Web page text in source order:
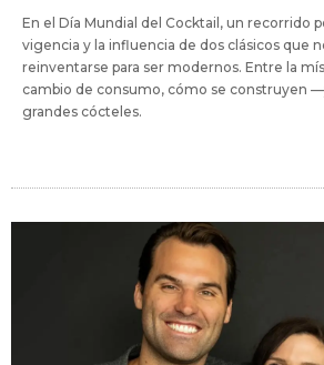
En el Día Mundial del Cocktail, un recorrido
vigencia y la influencia de dos clásicos que
reinventarse para ser modernos. Entre la
cambio de consumo, cómo se construyen
grandes cócteles.